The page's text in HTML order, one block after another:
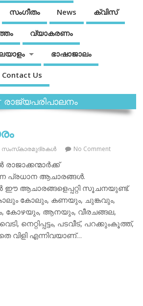
സംഗീതം News ക്വിസ്
വ്യാകരണം
ഭാഷാജാലം
Contact Us
രാജ്യപരിപാലനം
സംസ്‌കാരമുദ്രകള്‍ No Comment
പ്രധാന ആചാരങ്ങള്‍.
ഈ ആചാരങ്ങളെപ്പറ്റി സൂചനയുണ്ട്.
കോലും, കണയും, ചുങ്കവും,
കോഴയും, ആനയും, വീരചങ്ങല,
നെറ്റിപ്പട്ടം, പടവീട്, പറക്കുംകൂത്ത്,
വിളി എന്നിവയാണ്…